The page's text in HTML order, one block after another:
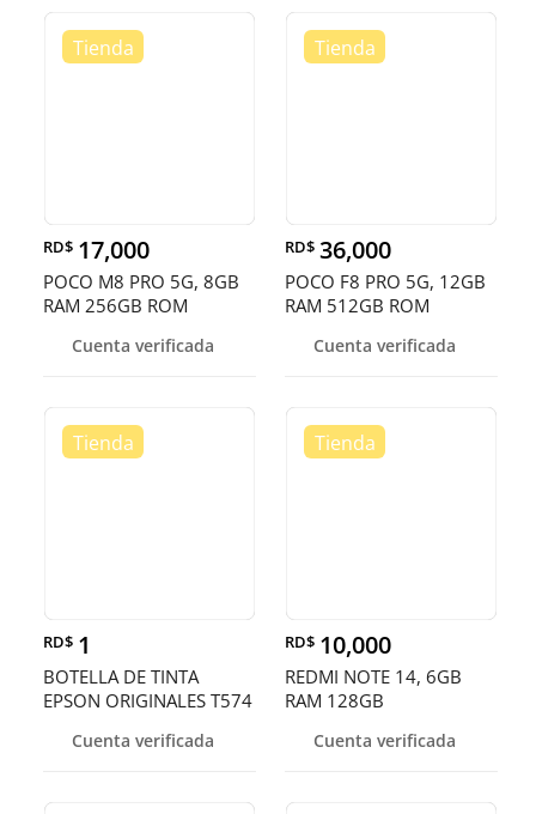
RD$ 17,000
POCO M8 PRO 5G, 8GB
RAM 256GB ROM
Cuenta verificada
RD$ 36,000
POCO F8 PRO 5G, 12GB
RAM 512GB ROM
Cuenta verificada
RD$ 1
BOTELLA DE TINTA
EPSON ORIGINALES T574
COLORES,ECOTANK
Cuenta verificada
RD$ 10,000
REDMI NOTE 14, 6GB
RAM 128GB
Cuenta verificada